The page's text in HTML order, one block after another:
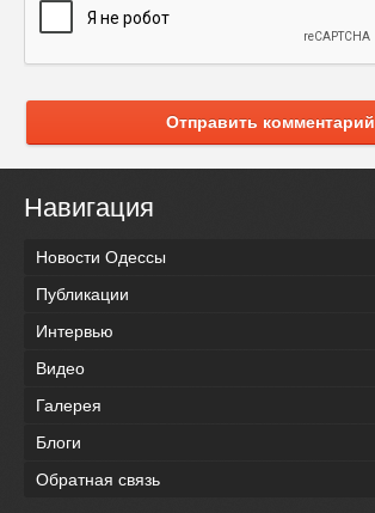
Отправить комментарий
Навигация
Новости Одессы
Публикации
Интервью
Видео
Галерея
Блоги
Обратная связь